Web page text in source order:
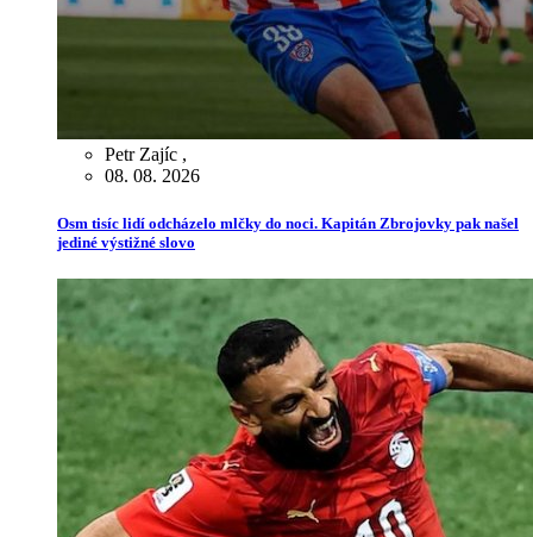
Petr Zajíc ,
08. 08. 2026
Osm tisíc lidí odcházelo mlčky do noci. Kapitán Zbrojovky pak našel
jediné výstižné slovo